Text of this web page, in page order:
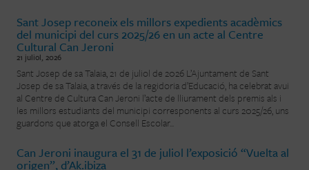
Sant Josep reconeix els millors expedients acadèmics
del municipi del curs 2025/26 en un acte al Centre
Cultural Can Jeroni
21 juliol, 2026
Sant Josep de sa Talaia, 21 de juliol de 2026 L’Ajuntament de Sant
Josep de sa Talaia, a través de la regidoria d’Educació, ha celebrat avui
al Centre de Cultura Can Jeroni l’acte de lliurament dels premis als i
les millors estudiants del municipi corresponents al curs 2025/26, uns
guardons que atorga el Consell Escolar...
Can Jeroni inaugura el 31 de juliol l’exposició “Vuelta al
origen”, d’Ak.ibiza